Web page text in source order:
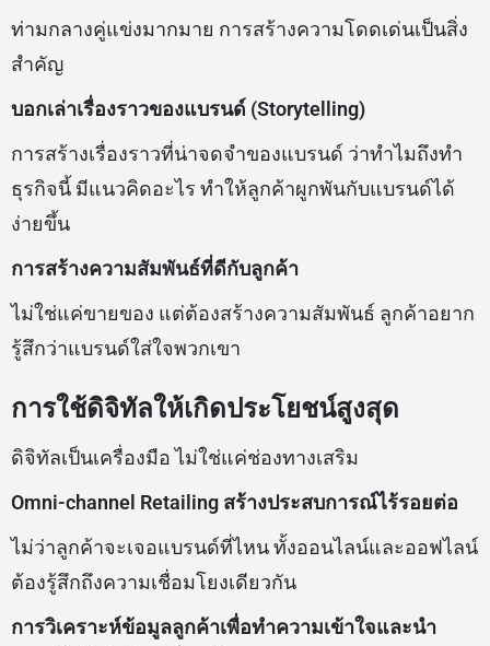
ท่ามกลางคู่แข่งมากมาย การสร้างความโดดเด่นเป็นสิ่ง
สำคัญ
บอกเล่าเรื่องราวของแบรนด์ (Storytelling)
การสร้างเรื่องราวที่น่าจดจำของแบรนด์ ว่าทำไมถึงทำ
ธุรกิจนี้ มีแนวคิดอะไร ทำให้ลูกค้าผูกพันกับแบรนด์ได้
ง่ายขึ้น
การสร้างความสัมพันธ์ที่ดีกับลูกค้า
ไม่ใช่แค่ขายของ แต่ต้องสร้างความสัมพันธ์ ลูกค้าอยาก
รู้สึกว่าแบรนด์ใส่ใจพวกเขา
การใช้ดิจิทัลให้เกิดประโยชน์สูงสุด
ดิจิทัลเป็นเครื่องมือ ไม่ใช่แค่ช่องทางเสริม
Omni-channel Retailing สร้างประสบการณ์ไร้รอยต่อ
ไม่ว่าลูกค้าจะเจอแบรนด์ที่ไหน ทั้งออนไลน์และออฟไลน์
ต้องรู้สึกถึงความเชื่อมโยงเดียวกัน
การวิเคราะห์ข้อมูลลูกค้าเพื่อทำความเข้าใจและนำ